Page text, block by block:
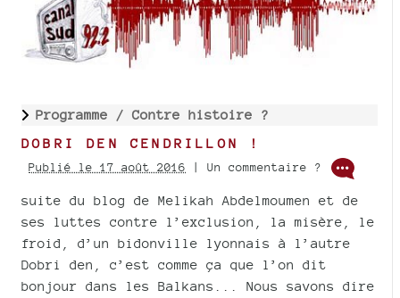
Programme / Contre histoire ?
DOBRI DEN CENDRILLON !
Publié le 17 août 2016 | Un commentaire ?
suite du blog de Melikah Abdelmoumen et de
ses luttes contre l’exclusion, la misère, le
froid, d’un bidonville lyonnais à l’autre
Dobri den, c’est comme ça que l’on dit
bonjour dans les Balkans... Nous savons dire